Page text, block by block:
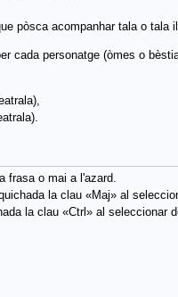
pòsca acompanhar tala o tala
cada personatge (òmes o
frasa o mai a l'azard.
la clau «Maj» al
la clau «Ctrl» al seleccionar